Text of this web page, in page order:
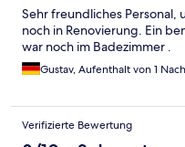
Sehr freundliches Personal,
noch in Renovierung. Ein
war noch im Badezimmer .
Gustav, Aufenthalt von 1
Verifizierte Bewertung